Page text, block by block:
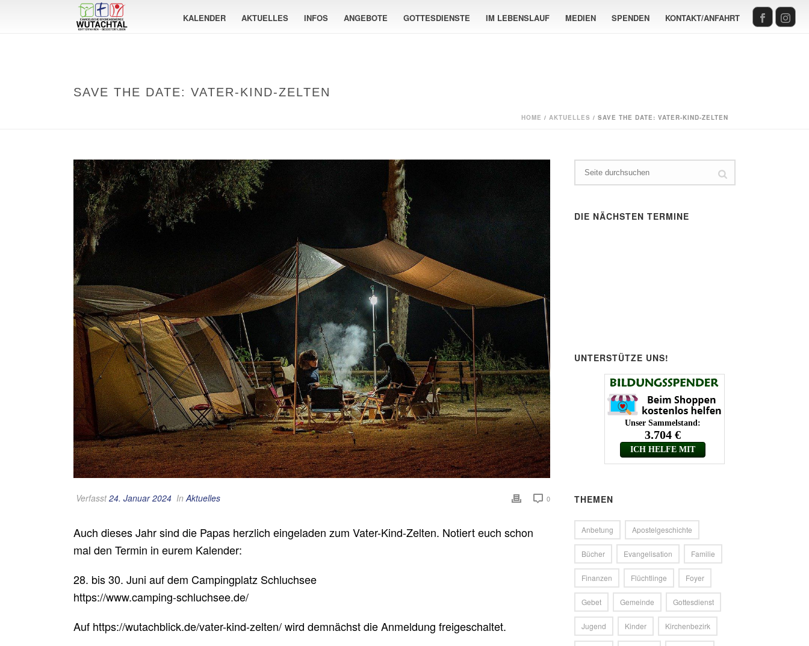
KALENDER AKTUELLES INFOS ANGEBOTE GOTTESDIENSTE IM LEBENSLAUF MEDIEN SPENDEN KONTAKT/ANFAHRT
SAVE THE DATE: VATER-KIND-ZELTEN
HOME / AKTUELLES / SAVE THE DATE: VATER-KIND-ZELTEN
Verfasst24. Januar 2024 In Aktuelles 0
Auch dieses Jahr sind die Papas herzlich eingeladen zum Vater-Kind-Zelten. Notiert euch schon
mal den Termin in eurem Kalender:
28. bis 30. Juni auf dem Campingplatz Schluchsee
https://www.camping-schluchsee.de/
Auf https://wutachblick.de/vater-kind-zelten/ wird demnächst die Anmeldung freigeschaltet.
DIE NÄCHSTEN TERMINE
UNTERSTÜTZE UNS!
THEMEN
Anbetung Apostelgeschichte
Bücher Evangelisation Familie
Finanzen Flüchtlinge Foyer
Gebet Gemeinde Gottesdienst
Jugend Kinder Kirchenbezirk